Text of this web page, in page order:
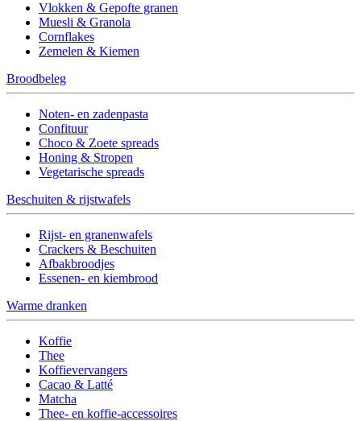
Vlokken & Gepofte granen
Muesli & Granola
Cornflakes
Zemelen & Kiemen
Broodbeleg
Noten- en zadenpasta
Confituur
Choco & Zoete spreads
Honing & Stropen
Vegetarische spreads
Beschuiten & rijstwafels
Rijst- en granenwafels
Crackers & Beschuiten
Afbakbroodjes
Essenen- en kiembrood
Warme dranken
Koffie
Thee
Koffievervangers
Cacao & Latté
Matcha
Thee- en koffie-accessoires